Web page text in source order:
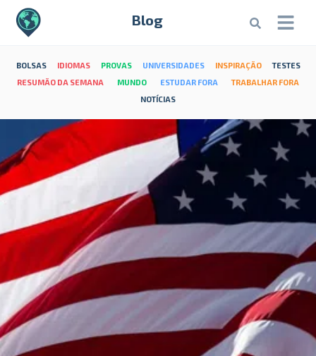
Blog
BOLSAS IDIOMAS PROVAS UNIVERSIDADES INSPIRAÇÃO
TESTES
RESUMÃO DA SEMANA
MUNDO ESTUDAR FORA
TRABALHAR FORA
NOTÍCIAS